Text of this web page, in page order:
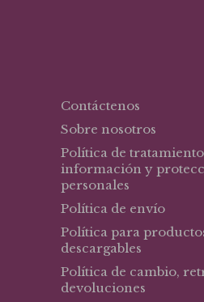
Contáctenos
Sobre nosotros
Política de
información y
personales
Política de envío
Política para
descargables
Política de cambio,
devoluciones